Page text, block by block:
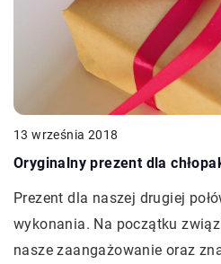
13 września 2018
Oryginalny prezent dla
Prezent dla naszej drugiej
wykonania. Na początku
nasze zaangażowanie oraz